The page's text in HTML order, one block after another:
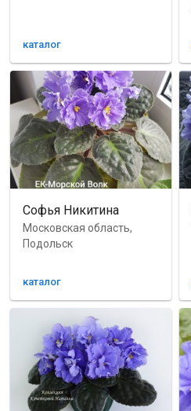
каталог
Софья Никитина
Московская область,
Подольск
каталог